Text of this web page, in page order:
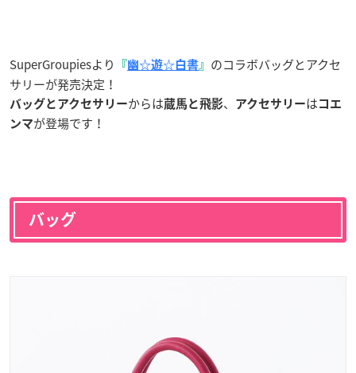
SuperGroupiesより 『幽☆遊☆白書 』 のコラボバッグとアクセ
サリーが発売決定！
バッグとアクセサリーからは蔵馬と飛影、 アクセサリーは コエ
ンマが登場です！
バッグ